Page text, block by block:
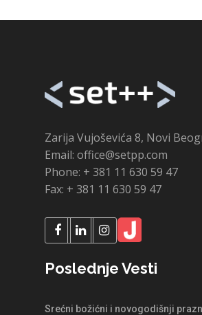
Zarija Vujoševića 8, Novi
Email: office@setpp.com
Phone: + 381 11 630 59 47
Fax: + 381 11 630 59 47
Poslednje Vesti
Srećni božićni i novogodišnji